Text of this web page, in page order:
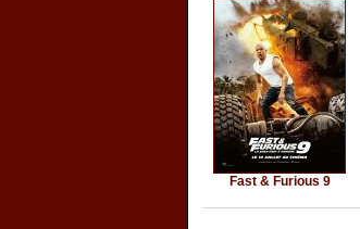
Fast & Furious 9